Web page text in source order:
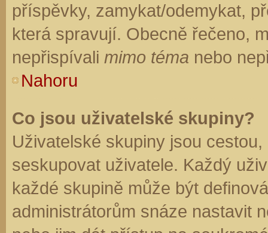
příspěvky, zamykat/odemykat,
která spravují. Obecně řečeno,
nepřispívali mimo téma nebo
Nahoru
Co jsou uživatelské skupiny?
Uživatelské skupiny jsou
seskupovat uživatele. Každý
každé skupině může být
administrátorům snáze nastavit